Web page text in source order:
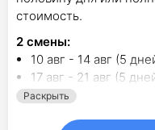
стоимость.
2 смены:
10 авг - 14 авг (5
17 авг - 21 авг (5
Раскрыть